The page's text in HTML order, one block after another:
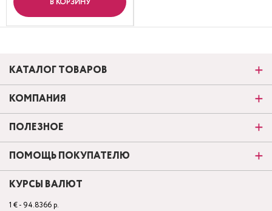
КАТАЛОГ ТОВАРОВ
КОМПАНИЯ
ПОЛЕЗНОЕ
ПОМОЩЬ ПОКУПАТЕЛЮ
КУРСЫ ВАЛЮТ
1 € - 94.8366 р.